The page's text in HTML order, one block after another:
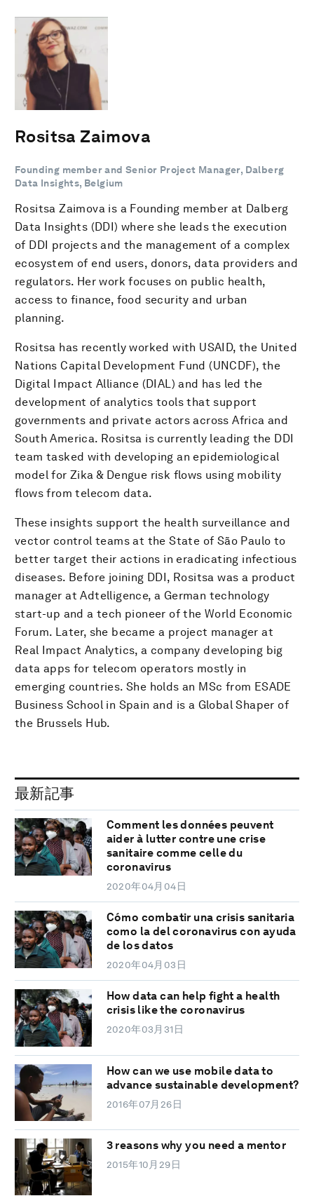
Rositsa Zaimova
Founding member and Senior Project Manager, Dalberg
Data Insights, Belgium
Rositsa Zaimova is a Founding member at Dalberg
Data Insights (DDI) where she leads the execution
of DDI projects and the management of a complex
ecosystem of end users, donors, data providers and
regulators. Her work focuses on public health,
access to finance, food security and urban
planning.
Rositsa has recently worked with USAID, the United
Nations Capital Development Fund (UNCDF), the
Digital Impact Alliance (DIAL) and has led the
development of analytics tools that support
governments and private actors across Africa and
South America. Rositsa is currently leading the DDI
team tasked with developing an epidemiological
model for Zika & Dengue risk flows using mobility
flows from telecom data.
These insights support the health surveillance and
vector control teams at the State of São Paulo to
better target their actions in eradicating infectious
diseases. Before joining DDI, Rositsa was a product
manager at Adtelligence, a German technology
start-up and a tech pioneer of the World Economic
Forum. Later, she became a project manager at
Real Impact Analytics, a company developing big
data apps for telecom operators mostly in
emerging countries. She holds an MSc from ESADE
Business School in Spain and is a Global Shaper of
the Brussels Hub.
最新記事
Comment les données peuvent
aider à lutter contre une crise
sanitaire comme celle du
coronavirus
2020年04月04日
Cómo combatir una crisis sanitaria
como la del coronavirus con ayuda
de los datos
2020年04月03日
How data can help fight a health
crisis like the coronavirus
2020年03月31日
How can we use mobile data to
advance sustainable development?
2016年07月26日
3 reasons why you need a mentor
2015年10月29日